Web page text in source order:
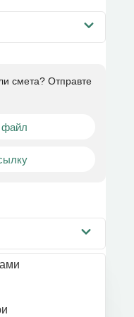
смета? Отправте
файл